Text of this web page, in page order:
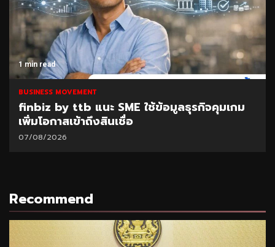
1 min read
BUSINESS MOVEMENT
finbiz by ttb แนะ SME ใช้ข้อมูลธุรกิจคุมเกม
เพิ่มโอกาสเข้าถึงสินเชื่อ
07/08/2026
Recommend